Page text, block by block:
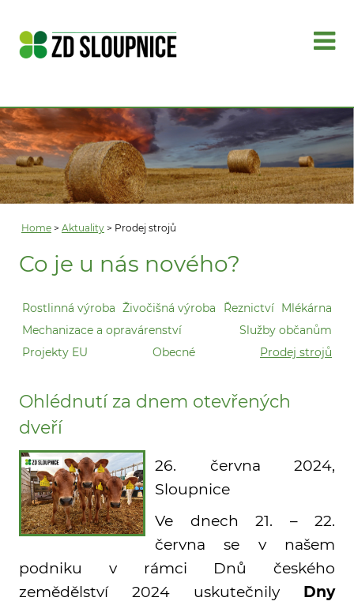
Home > Aktuality > Prodej strojů
Co je u nás nového?
Rostlinná výroba Živočišná výroba Řeznictví Mlékárna
Mechanizace a opravárenství
Služby občanům
Projekty EU
Obecné Prodej strojů
Ohlédnutí za dnem otevřených
dveří
26. června 2024,
Sloupnice
Ve dnech 21. – 22.
června se v našem
podniku v rámci Dnů českého
zemědělství 2024 uskutečnily Dny